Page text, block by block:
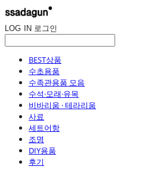
LOG IN 로그인
BEST상품
수초용품
수족관용품 모음
수석·모래·유목
비바리움 · 테라리움
사료
세트어항
조명
DIY용품
후기